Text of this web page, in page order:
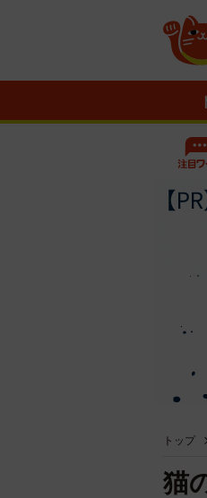
トップ
猫